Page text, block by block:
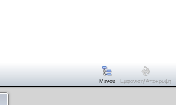
Μενού Εμφάνιση/απόκρυψη